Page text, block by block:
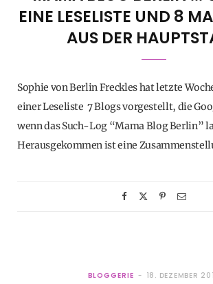
EINE LESELISTE UND 8
AUS DER
Sophie von Berlin Freckles hat letzte
einer Leseliste 7 Blogs vorgestellt, die
wenn das Such-Log “Mama Blog Berlin”
Herausgekommen ist eine
BLOGGERIE 18. DEZEMBER